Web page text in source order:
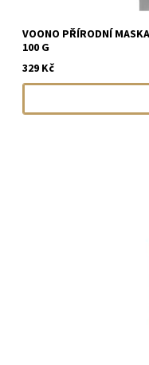
VOONO PŘÍRODNÍ
100 G
329 Kč